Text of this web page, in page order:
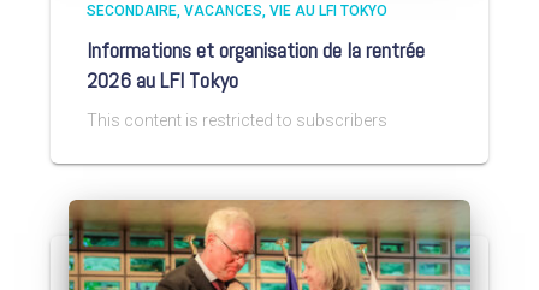
SECONDAIRE VACANCES VIE AU LFI TOKYO
Informations et organisation de la rentrée
2026 au LFI Tokyo
This content is restricted to subscribers